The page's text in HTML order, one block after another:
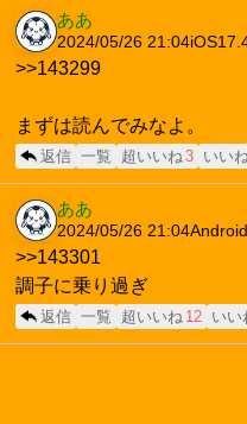
ああ
2024/05/26 21:04
>>143299
まずは読んでみなよ。
返信 一覧 超いいね3 いい
ああ
2024/05/26 21:04Android
>>143301
調子に乗り過ぎ
返信 一覧 超いいね 12 いい